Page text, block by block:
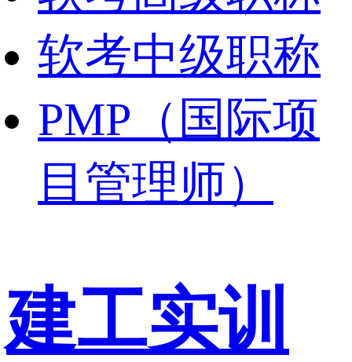
软考中级职称
PMP（国际项
目管理师）
建工实训